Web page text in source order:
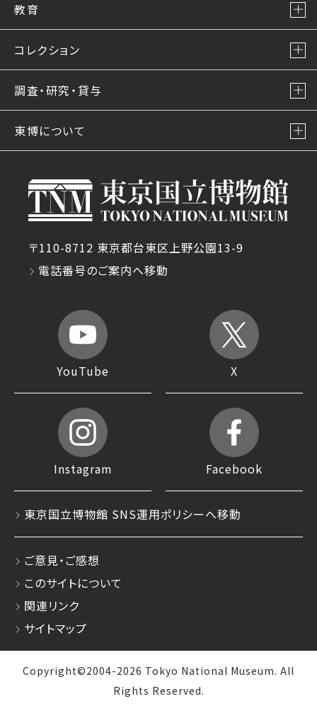
教育
コレクション
調査・研究・貸与
東博について
〒110-8712 東京都台東区上野公園13-9
電話番号のご案内へ移動
YouTube X
Instagram Facebook
東京国立博物館 SNS運用ポリシーへ移動
ご意見・ご感想
このサイトについて
関連リンク
サイトマップ
Copyright©2004-2026 Tokyo National Museum. All
Rights Reserved.